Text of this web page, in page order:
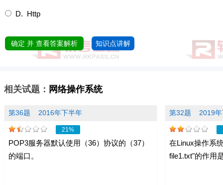
D. Http
确定 并 查看答案解析 知识点讲解
相关试题： 网络操作系统
第36题 2016年下半年
21%
POP3服务器默认使用（36）协议的（37）
的端口。
第32题 2019
在Linux操作系
file1.txt"的作用